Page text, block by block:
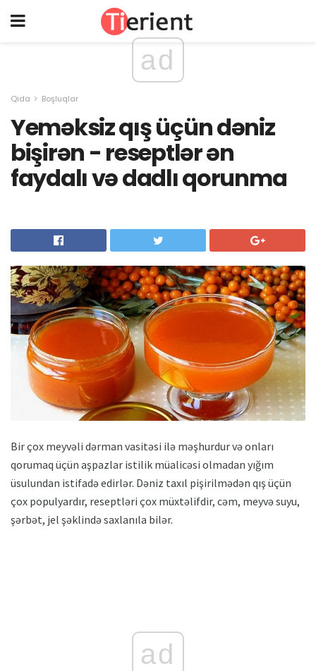
ad
Qida Boşluqlar
Yeməksiz qış üçün dəniz
bişirən - reseptlər ən
faydalı və dadlı qorunma
Bir çox meyvəli dərman vasitəsi ilə məşhurdur və onları
qorumaq üçün aşpazlar istilik müalicəsi olmadan yığım
üsulundan istifadə edirlər. Dəniz taxıl pişirilmədən qış üçün
çox populyardır, reseptləri çox müxtəlifdir, cəm, meyvə suyu,
şərbət, jel şəklində saxlanıla bilər.
ad